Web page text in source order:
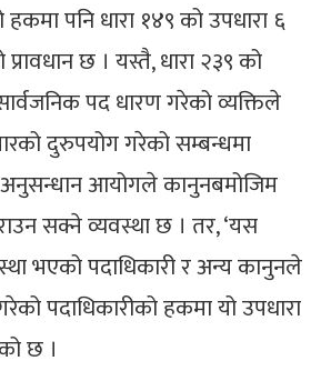
पनि धारा १४९ को उपधारा ६
छ । यस्तै, धारा २३९ को
पद धारण गरेको व्यक्तिले
दुरुपयोग गरेको सम्बन्धमा
आयोगले कानुनबमोजिम
सक्ने व्यवस्था छ । तर, ‘यस
भएको पदाधिकारी र अन्य कानुनले
पदाधिकारीको हकमा यो उपधारा
छ ।